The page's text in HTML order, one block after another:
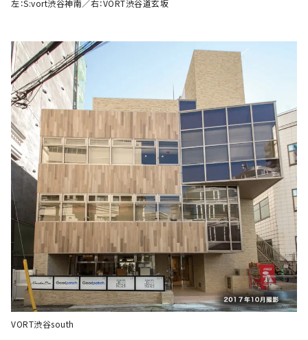
左：S:vort渋谷神南／右：VORT渋谷道玄坂
VORT渋谷south